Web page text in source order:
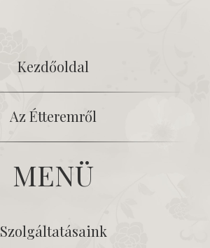
Kezdőoldal
Az Étteremről
MENÜ
Szolgáltatásaink